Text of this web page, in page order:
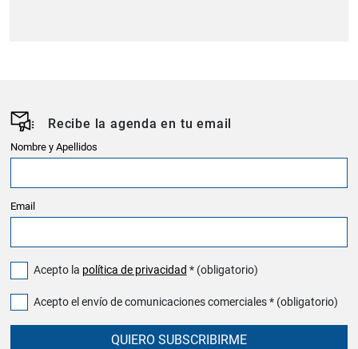
Recibe la agenda en tu email
Nombre y Apellidos
Email
Acepto la política de privacidad * (obligatorio)
Acepto el envío de comunicaciones comerciales * (obligatorio)
QUIERO SUBSCRIBIRME